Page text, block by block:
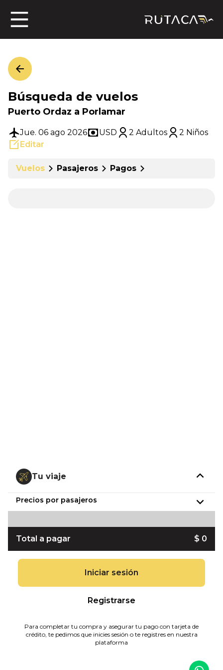
Búsqueda de vuelos
Puerto Ordaz a Porlamar
Jue. 06 ago 2026 USD 2 Adultos
2 Niños
Editar
Vuelos Pasajeros Pagos
Tu viaje
Precios por pasajeros
Total a pagar $ 0
Iniciar sesión
Registrarse
Para completar tu compra y asegurar tu pago con tarjeta de
crédito, te pedimos que inicies sesión o te registres en nuestra
plataforma